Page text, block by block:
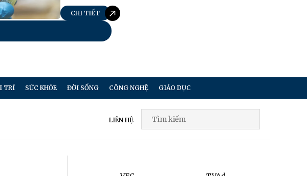
CHI TIẾT
TRÍ SỨC KHỎE ĐỜI SỐNG CÔNG NGHỆ GIÁO DỤC
LIÊN HỆ